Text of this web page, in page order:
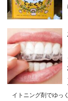
イトニング剤でゆっ